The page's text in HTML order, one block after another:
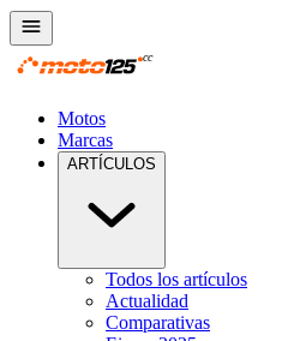
Motos
Marcas
ARTÍCULOS
Todos los artículos
Actualidad
Comparativas